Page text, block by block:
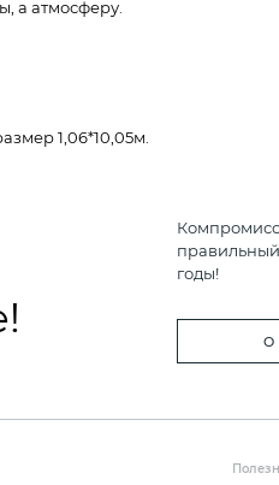
а атмосферу.
1,06*10,05м.
Компромисс
годы!
О